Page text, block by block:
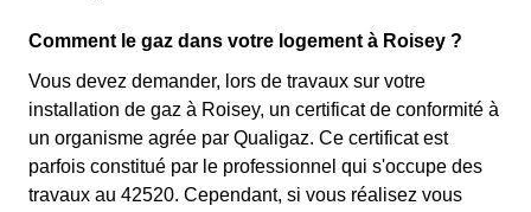
Comment le gaz dans votre logement à Roisey ?
Vous devez demander, lors de travaux sur votre
installation de gaz à Roisey, un certificat de conformité à
un organisme agrée par Qualigaz. Ce certificat est
parfois constitué par le professionnel qui s'occupe des
travaux au 42520. Cependant, si vous réalisez vous